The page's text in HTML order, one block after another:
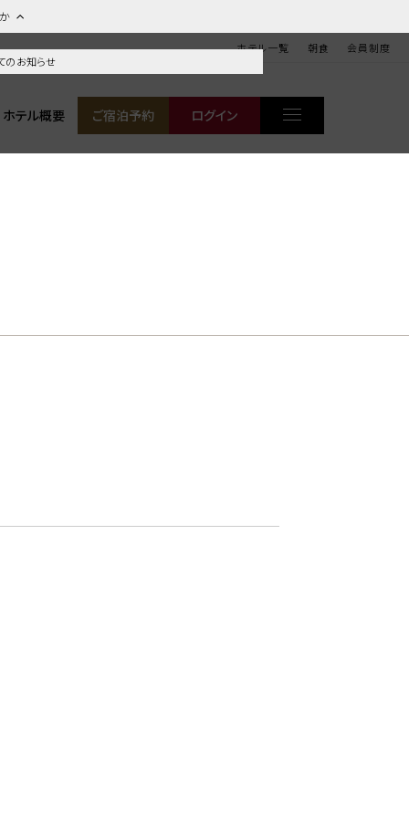
のお知らせ
ホテル一覧 朝食 会員制度
ホテル概要 ご宿泊予約 ログイン